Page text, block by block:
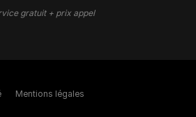
gratuit + prix appel
Mentions légales